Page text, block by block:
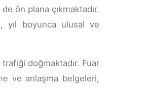
ön plana çıkmaktadır.
yıl boyunca ulusal ve
doğmaktadır. Fuar
ve anlaşma belgeleri,